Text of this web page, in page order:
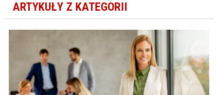
ARTYKUŁY Z KATEGORII